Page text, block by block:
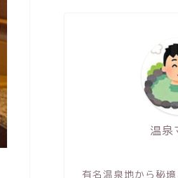
温泉
有名温泉地から秘